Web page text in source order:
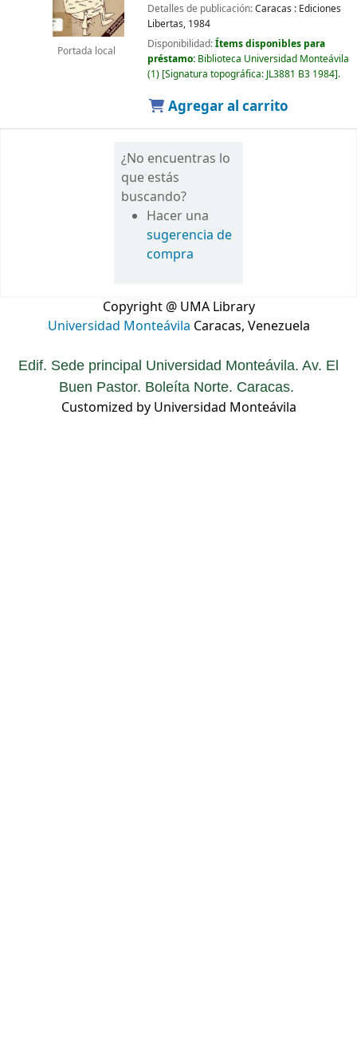
Portada local
Detalles de publicación:Caracas : Ediciones
Libertas, 1984
Disponibilidad:Ítems disponibles para
préstamo: Biblioteca Universidad Monteávila
(1) Signatura topográfica: JL3881 B3 1984 .
Agregar al carrito
¿No encuentras lo
que estás
buscando?
Hacer una
sugerencia de
compra
Copyright @ UMA Library
Universidad Monteávila Caracas, Venezuela
Edif. Sede principal Universidad Monteávila. Av. El
Buen Pastor. Boleíta Norte. Caracas.
Customized by Universidad Monteávila